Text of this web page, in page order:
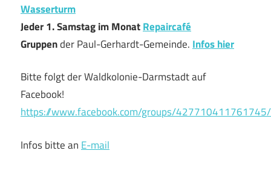
Wasserturm
Jeder 1. Samstag im MonatRepaircafé
Gruppender Paul-Gerhardt-Gemeinde. Infos hier
Bitte folgt der Waldkolonie-Darmstadt auf
Facebook!
https://www.facebook.com/groups/427710411761745/
Infos bitte an E-mail